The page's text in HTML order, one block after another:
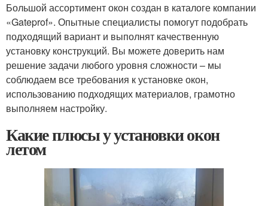
Большой ассортимент окон создан в каталоге компании
«Gateprof». Опытные специалисты помогут подобрать
подходящий вариант и выполнят качественную
установку конструкций. Вы можете доверить нам
решение задачи любого уровня сложности – мы
соблюдаем все требования к установке окон,
использованию подходящих материалов, грамотно
выполняем настройку.
Какие плюсы у установки окон
летом